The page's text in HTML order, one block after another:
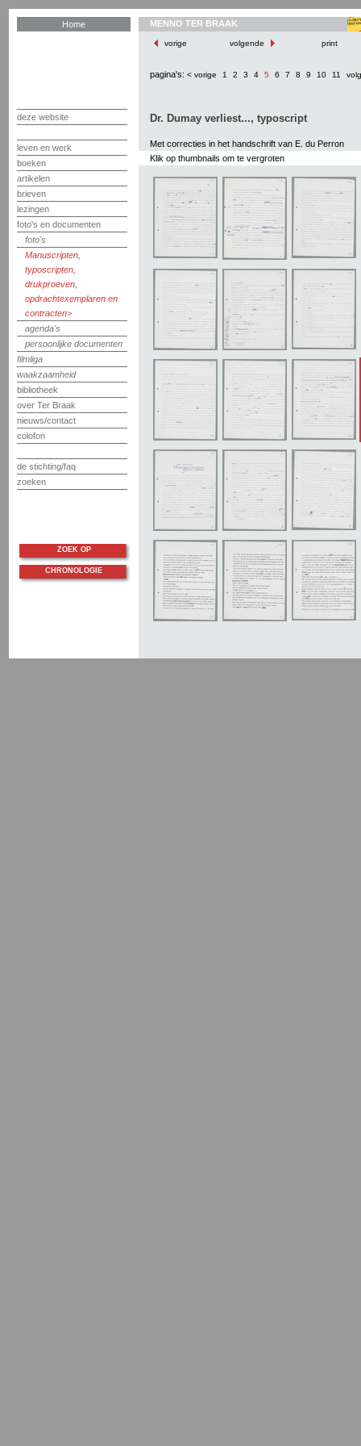
Home
deze website
leven en werk
boeken
artikelen
brieven
lezingen
foto's en documenten
foto's
Manuscripten,
typoscripten,
drukproeven,
opdrachtexemplaren en
contracten
agenda's
persoonlijke documenten
filmliga
waakzaamheid
bibliotheek
over Ter Braak
nieuws/contact
colofon
de stichting/faq
zoeken
MENNO TER BRAAK
vorige volgende print
pagina's: < vorige 1 2 3 4 5 6 7 8 9 10 11
Dr. Dumay verliest..., typoscript
Met correcties in het handschrift van E. du Perron
Klik op thumbnails om te vergroten
ZOEK OP
CHRONOLOGIE